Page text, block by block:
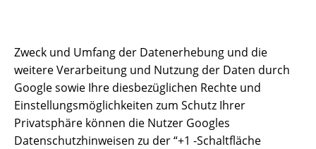
Zweck und Umfang der Datenerhebung und die
weitere Verarbeitung und Nutzung der Daten durch
Google sowie Ihre diesbezüglichen Rechte und
Einstellungsmöglichkeiten zum Schutz Ihrer
Privatsphäre können die Nutzer Googles
Datenschutzhinweisen zu der “+1 -Schaltfläche